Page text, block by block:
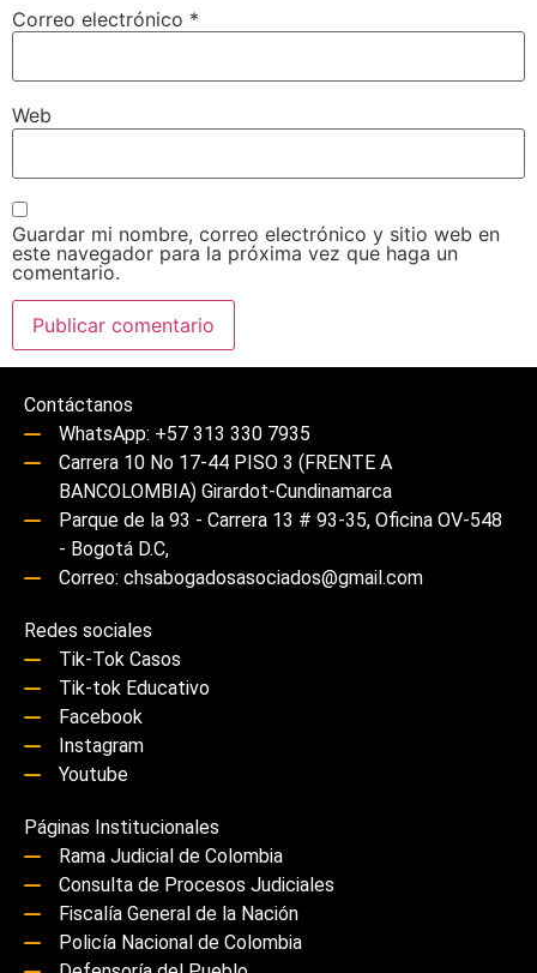
Correo electrónico *
Web
Guardar mi nombre, correo electrónico y sitio web en
este navegador para la próxima vez que haga un
comentario.
Contáctanos
WhatsApp: +57 313 330 7935
Carrera 10 No 17-44 PISO 3 (FRENTE A
BANCOLOMBIA) Girardot-Cundinamarca
Parque de la 93 - Carrera 13 # 93-35, Oficina OV-548
- Bogotá D.C,
Correo: chsabogadosasociados@gmail.com
Redes sociales
Tik-Tok Casos
Tik-tok Educativo
Facebook
Instagram
Youtube
Páginas Institucionales
Rama Judicial de Colombia
Consulta de Procesos Judiciales
Fiscalía General de la Nación
Policía Nacional de Colombia